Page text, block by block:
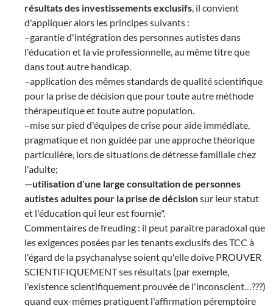
résultats des investissements exclusifs, il convient
d'appliquer alors les principes suivants :
–garantie d'intégration des personnes autistes dans
l'éducation et la vie professionnelle, au même titre que
dans tout autre handicap.
–application des mêmes standards de qualité scientifique
pour la prise de décision que pour toute autre méthode
thérapeutique et toute autre population.
–mise sur pied d'équipes de crise pour aide immédiate,
pragmatique et non guidée par une approche théorique
particulière, lors de situations de détresse familiale chez
l'adulte;
—utilisation d'une large consultation de personnes
autistes adultes pour la prise de décisionsur leur statut
et l'éducation qui leur est fournie".
Commentaires de freuding : il peut paraître paradoxal que
les exigences posées par les tenants exclusifs des TCC à
l'égard de la psychanalyse soient qu'elle doive PROUVER
SCIENTIFIQUEMENT ses résultats (par exemple,
l'existence scientifiquement prouvée de l'inconscient…???)
quand eux-mêmes pratiquent l'affirmation péremptoire